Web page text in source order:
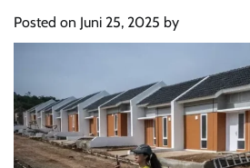
Posted on Juni 25, 2025 by